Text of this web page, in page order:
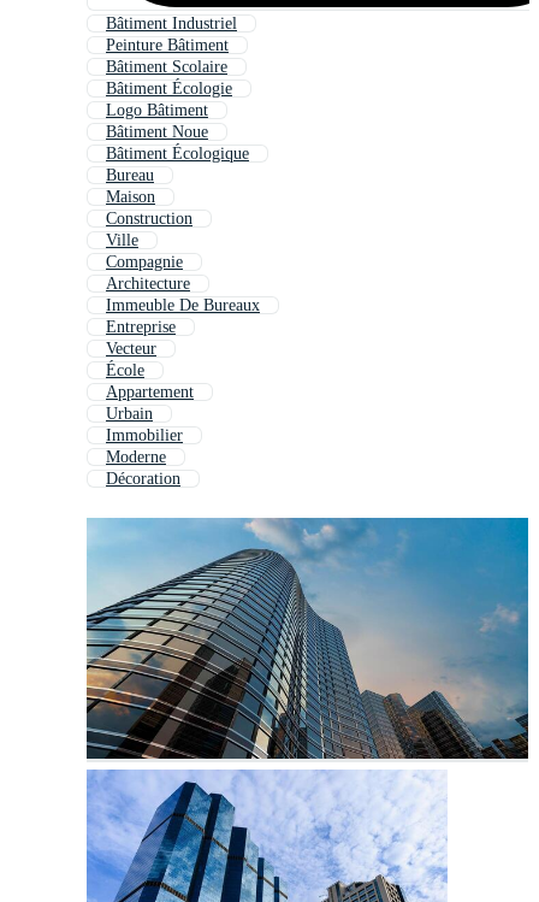
Bâtiment Industriel
Peinture Bâtiment
Bâtiment Scolaire
Bâtiment Écologie
Logo Bâtiment
Bâtiment Noue
Bâtiment Écologique
Bureau
Maison
Construction
Ville
Compagnie
Architecture
Immeuble De Bureaux
Entreprise
Vecteur
École
Appartement
Urbain
Immobilier
Moderne
Décoration